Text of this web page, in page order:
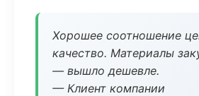
Хорошее соотношение
качество. Материалы
— вышло дешевле.
— Клиент компании